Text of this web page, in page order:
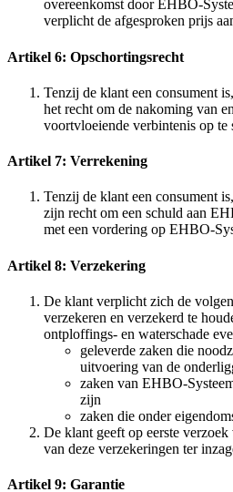
overeenkomst door EHBO-
verplicht de afgesproken prijs
Artikel 6: Opschortingsrecht
Tenzij de klant een consument
het recht om de nakoming van
voortvloeiende verbintenis op te
Artikel 7: Verrekening
Tenzij de klant een consument
zijn recht om een schuld aan
met een vordering op EHBO-
Artikel 8: Verzekering
De klant verplicht zich de
verzekeren en verzekerd te
ontploffings- en waterschade
geleverde zaken die
uitvoering van de
zaken van EHBO-
zijn
zaken die onder
De klant geeft op eerste
van deze verzekeringen ter
Artikel 9: Garantie